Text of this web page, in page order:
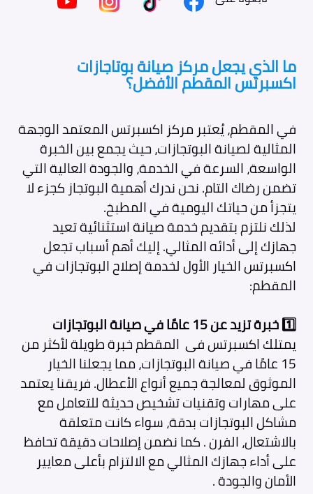
ما الذي يجعل مركز صيانة بوتاجازات
اكسبرتس المقطم الأفضل؟
في المقطم، يُعتبر مركز اكسبرتس المعتمد الوجهة
المثالية لصيانة البوتجازات، حيث يجمع بين الخبرة
الواسعة، السرعة في الخدمة، والجودة العالية التي
تضمن رضاك التام. نحن ندرك أهمية البوتجاز كجزء لا
يتجزأ من حياتك اليومية في المطبخ.
لذلك نلتزم بتقديم خدمة صيانة استثنائية تعيد
جهازك إلى أدائه المثالي. إليك أهم أسباب تجعل
اكسبرتس الخيار الأول لخدمة إصلاح البوتجازات في
المقطم:
1️⃣ خبرة تزيد عن 15 عامًا في صيانة البوتجازات
يمتلك اكسبرتس فى المقطمخبرة طويلة لأكثر من
15 عامًا في صيانة البوتجازات، مما يجعلنا الخيار
الموثوق لمعالجة جميع أنواع الأعطال. فريقنا يعتمد
على مهارات وتقنيات تشخيص حديثة للتعامل مع
مشاكل البوتجازات بدقة، سواء كانت متعلقة
بالاشتعال، الفرن . كما نضمن إصلاحات دقيقة تحافظ
على أداء جهازك المثالي مع الالتزام بأعلى معايير
الأمان والجودة .